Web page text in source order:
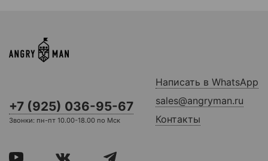
+7 (925) 036-95-67
Звонки: пн-пт 10.00-18.00 по Мск
Написать в WhatsApp
sales@angryman.ru
Контакты